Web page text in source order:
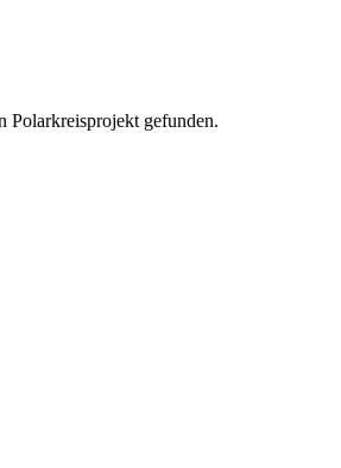
Polarkreisprojekt gefunden.